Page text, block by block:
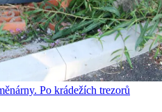
Po krádežích trezorů